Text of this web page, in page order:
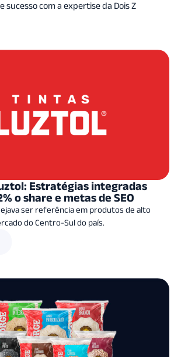
sucesso com a expertise da Dois Z
Estratégias integradas
o share e metas de SEO
ser referência em produtos de alto
do Centro-Sul do país.